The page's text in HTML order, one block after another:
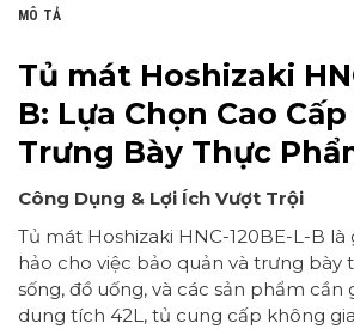
MÔ TẢ
Tủ mát Hoshizaki
B: Lựa Chọn Cao
Trưng Bày Thực
Công Dụng & Lợi Ích Vượt Trội
Tủ mát Hoshizaki HNC-120BE-L-B
hảo cho việc bảo quản và trưng bày
sống, đồ uống, và các sản phẩm cần
dung tích 42L, tủ cung cấp không